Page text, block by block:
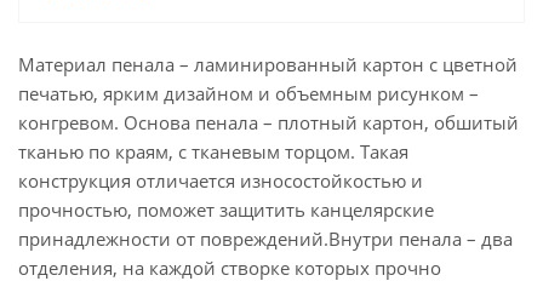
Материал пенала – ламинированный картон с цветной
печатью, ярким дизайном и объемным рисунком –
конгревом. Основа пенала – плотный картон, обшитый
тканью по краям, с тканевым торцом. Такая
конструкция отличается износостойкостью и
прочностью, поможет защитить канцелярские
принадлежности от повреждений.Внутри пенала – два
отделения, на каждой створке которых прочно